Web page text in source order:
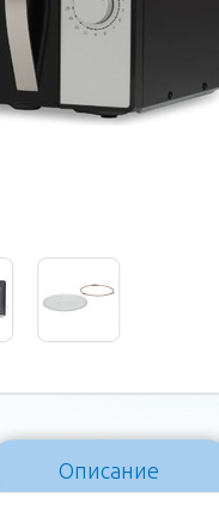
Описание